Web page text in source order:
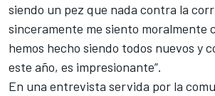
siendo un pez que nada contra la
sinceramente me siento moralmente
hemos hecho siendo todos nuevos y
este año, es impresionante”.
En una entrevista servida por la